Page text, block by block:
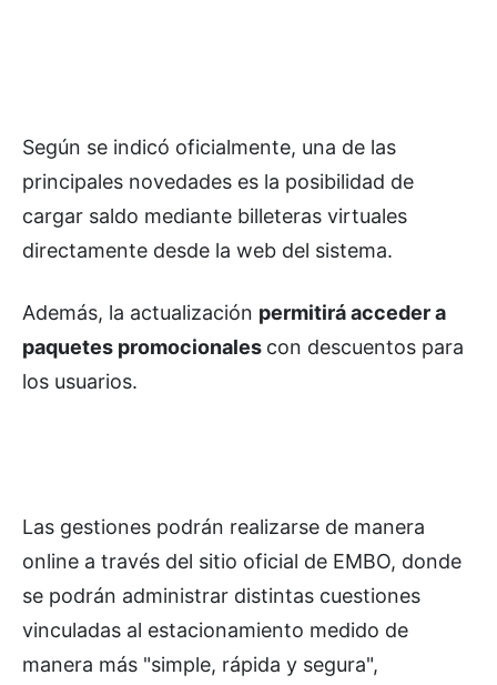
Según se indicó oficialmente, una de las
principales novedades es la posibilidad de
cargar saldo mediante billeteras virtuales
directamente desde la web del sistema.
Además, la actualización permitirá acceder a
paquetes promocionales con descuentos para
los usuarios.
Las gestiones podrán realizarse de manera
online a través del sitio oficial de EMBO, donde
se podrán administrar distintas cuestiones
vinculadas al estacionamiento medido de
manera más "simple, rápida y segura",